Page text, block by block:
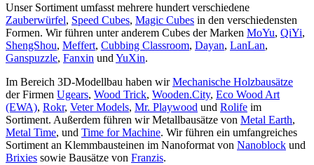
Unser Sortiment umfasst mehrere hundert verschiedene
Zauberwürfel, Speed Cubes, Magic Cubes in den verschiedensten
Formen. Wir führen unter anderem Cubes der Marken MoYu, QiYi,
ShengShou, Meffert, Cubbing Classroom, Dayan, LanLan,
Ganspuzzle, Fanxin und YuXin.
Im Bereich 3D-Modellbau haben wirMechanische Holzbausätze
der Firmen Ugears, Wood Trick, Wooden.City, Eco Wood Art
(EWA), Rokr, Veter Models, Mr. Playwood und Rolife im
Sortiment. Außerdem führen wir Metallbausätze von Metal Earth,
Metal Time, und Time for Machine. Wir führen ein umfangreiches
Sortiment an Klemmbausteinen im Nanoformat von Nanoblock und
Brixies sowie Bausätze von Franzis.